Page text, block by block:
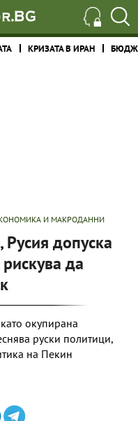
КРИЗАТА В ИРАН
И МАКРОДАННИ
допуска
да
окупирана
руски политици,
на Пекин